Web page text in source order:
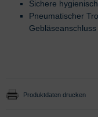
Sichere
Pneumatischer
Gebläseanschluss
Produktdaten drucken